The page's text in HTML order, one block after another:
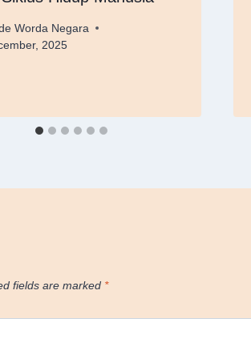
Worda Negara
2025
fields are marked *